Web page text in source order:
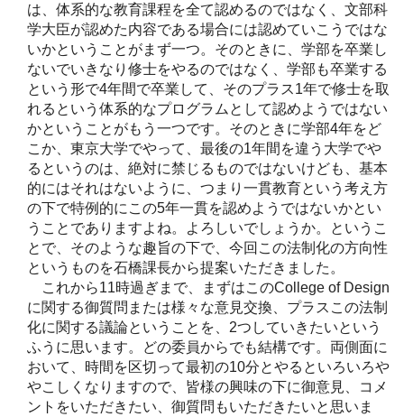
は、体系的な教育課程を全て認めるのではなく、文部科
学大臣が認めた内容である場合には認めていこうではな
いかということがまず一つ。そのときに、学部を卒業し
ないでいきなり修士をやるのではなく、学部も卒業する
という形で4年間で卒業して、そのプラス1年で修士を取
れるという体系的なプログラムとして認めようではない
かということがもう一つです。そのときに学部4年をど
こか、東京大学でやって、最後の1年間を違う大学でや
るというのは、絶対に禁じるものではないけども、基本
的にはそれはないように、つまり一貫教育という考え方
の下で特例的にこの5年一貫を認めようではないかとい
うことでありますよね。よろしいでしょうか。というこ
とで、そのような趣旨の下で、今回この法制化の方向性
というものを石橋課長から提案いただきました。
これから11時過ぎまで、まずはこのCollege of Design
に関する御質問または様々な意見交換、プラスこの法制
化に関する議論ということを、2つしていきたいという
ふうに思います。どの委員からでも結構です。両側面に
おいて、時間を区切って最初の10分とやるといろいろや
やこしくなりますので、皆様の興味の下に御意見、コメ
ントをいただきたい、御質問もいただきたいと思いま